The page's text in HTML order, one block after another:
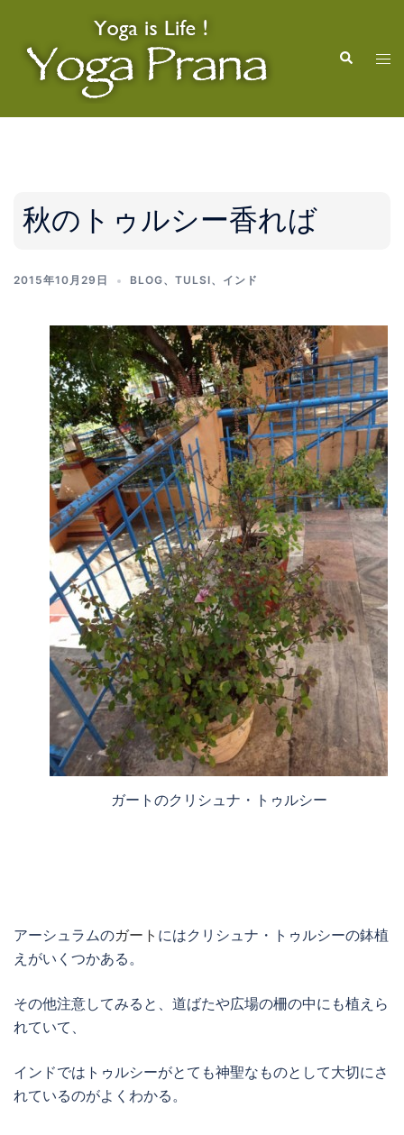
検
索
ト
秋のトゥルシー香れば
2015年10月29日 BLOG、 TULSI、 インド
ガートのクリシュナ・トゥルシー
アーシュラムのガート にはクリシュナ・トゥルシーの鉢植
えがいくつかある。
その他注意してみると、道ばたや広場の柵の中にも植えら
れていて、
インドではトゥルシーがとても神聖なものとして大切にさ
れているのがよくわかる。